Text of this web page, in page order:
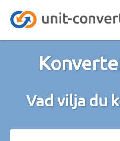
Vad vilja du